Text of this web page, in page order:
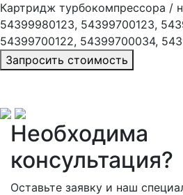
Картридж турбокомпрессора /
54399980123, 54399700123,
54399700122, 54399700034,
Запросить стоимость
Необходима
консультация?
Оставьте заявку и наш